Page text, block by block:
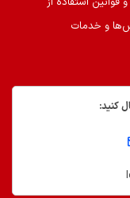
و خدمات
کنید: